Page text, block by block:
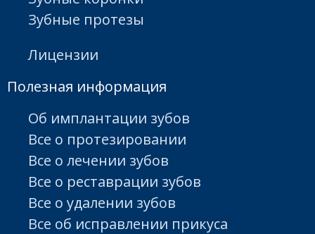
Зубные протезы
Лицензии
Полезная информация
Об имплантации зубов
Все о протезировании
Все о лечении зубов
Все о реставрации зубов
Все о удалении зубов
Все об исправлении прикуса